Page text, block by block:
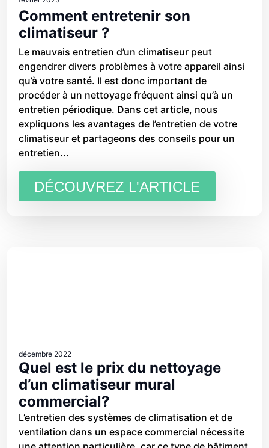
Comment entretenir son
climatiseur ?
Le mauvais entretien d’un climatiseur peut
engendrer divers problèmes à votre appareil ainsi
qu’à votre santé. Il est donc important de
procéder à un nettoyage fréquent ainsi qu’à un
entretien périodique. Dans cet article, nous
expliquons les avantages de l’entretien de votre
climatiseur et partageons des conseils pour un
entretien...
DÉCOUVREZ L'ARTICLE
décembre 2022
Quel est le prix du nettoyage
d’un climatiseur mural
commercial?
L’entretien des systèmes de climatisation et de
ventilation dans un espace commercial nécessite